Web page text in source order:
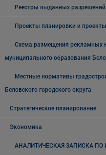
Реестры выданных разрешений
Проекты планировки и
Схема размещения рекламных
муниципального образования
Местные нормативы
Беловского городского округа
Стратегическое планирование
Экономика
АНАЛИТИЧЕСКАЯ ЗАПИСКА ПО